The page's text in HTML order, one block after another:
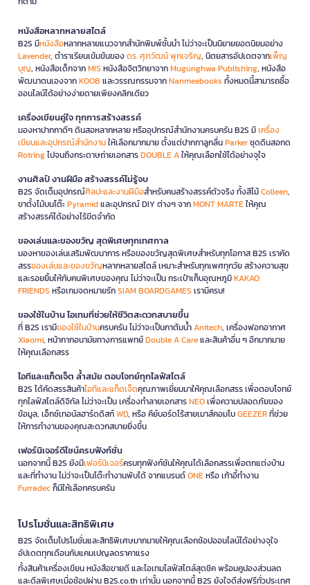
หนังสือหลากหลายสไตล์
B2S มีหนังสือหลากหลายแนวจากสำนักพิมพ์ชั้นนำ ไม่ว่าจะเป็นนิยายยอดนิยมอย่าง
Lavender, ตำราเรียนเข้มข้นของดร. ศุภวัฒน์ พุกเจริญ, นิตยสารอัปเดตจากเพ็ญ
บุญ, หนังสือเด็กจากMIS หนังสือจิตวิทยาจากMugunghwa Publishing, หนังสือ
พัฒนาตนเองจากKOOB และวรรณกรรมจากNanmeebooks ทั้งหมดนี้สามารถซื้อ
ออนไลน์ได้อย่างง่ายดายเพียงคลิกเดียว
เครื่องเขียนคู่ใจ ทุกการสร้างสรรค์
มองหาปากกาดีๆ ดินสอหลากหลาย หรืออุปกรณ์สำนักงานครบครัน B2S มีเครื่อง
เขียนและอุปกรณ์สำนักงานให้เลือกมากมาย ตั้งแต่ปากกาลูกลื่นParkerชุดดินสอกด
Rotringไปจนถึงกระดาษถ่ายเอกสารDOUBLE Aให้คุณเลือกใช้ได้อย่างจุใจ
งานศิลป์ งานฝีมือ สร้างสรรค์ไม่รู้จบ
B2S จัดเต็มอุปกรณ์ศิลปะและงานฝีมือสำหรับคนสร้างสรรค์ตัวจริง ทั้งสีไม้Colleen,
ขาตั้งไม้บนโต๊ะPyramidและอุปกรณ์ DIY ต่างๆ จากMONT MARTEให้คุณ
สร้างสรรค์ได้อย่างไร้ขีดจำกัด
ของเล่นและของขวัญ สุดพิเศษทุกเทศกาล
มองหาของเล่นเสริมพัฒนาการ หรือของขวัญสุดพิเศษสำหรับทุกโอกาส B2S เราคัด
สรรของเล่นและของขวัญหลากหลายสไตล์ เหมาะสำหรับทุกเพศทุกวัย สร้างความสุข
และรอยยิ้มให้กับคนพิเศษของคุณ ไม่ว่าจะเป็น กระเป๋าเก็บอุณหภูมิKAKAO
FRIENDS หรือเกมจดหมายรักSIAM BOARDGAMES เรามีครบ!
ของใช้ในบ้าน ไอเทมที่ช่วยให้ชีวิตสะดวกสบายขึ้น
ที่ B2S เรามีของใช้ในบ้านครบครัน ไม่ว่าจะเป็นกาต้มน้ำAnitech, เครื่องฟอกอากาศ
Xiaomi, หน้ากากอนามัยทางการแพทย์Double A Careและสินค้าอื่น ๆ อีกมากมาย
ให้คุณเลือกสรร
ไอทีและแก็ดเจ็ต ล้ำสมัย ตอบโจทย์ทุกไลฟ์สไตล์
B2S ได้คัดสรรสินค้าไอทีและแก็ดเจ็ตคุณภาพเยี่ยมมาให้คุณเลือกสรร เพื่อตอบโจทย์
ทุกไลฟ์สไตล์ดิจิทัล ไม่ว่าจะเป็น เครื่องทำลายเอกสารNEOเพื่อความปลอดภัยของ
ข้อมูล, เอ็กซ์เทอนัลฮาร์ดดิสก์WD, หรือ คีย์บอร์ดไร้สายเมาส์คอมโบGEEZERที่ช่วย
ให้การทำงานของคุณสะดวกสบายยิ่งขึ้น
เฟอร์นิเจอร์ดีไซน์ครบฟังก์ชั่น
นอกจากนี้ B2S ยังมีเฟอร์นิเจอร์ครบทุกฟังก์ชันให้คุณได้เลือกสรรเพื่อตกแต่งบ้าน
และที่ทำงาน ไม่ว่าจะเป็นโต๊ะทำงานพับได้ จากแบรนด์ONEหรือ เก้าอี้ทำงาน
Furradecก็มีให้เลือกครบครัน
โปรโมชั่นและสิทธิพิเศษ
B2S จัดเต็มโปรโมชั่นและสิทธิพิเศษมากมายให้คุณเลือกช้อปออนไลน์ได้อย่างจุใจ
อัปเดตทุกเดือนกับแคมเปญลดราคาแรง
ทั้งสินค้าเครื่องเขียน หนังสือขายดี และไอเทมไลฟ์สไตล์สุดชิค พร้อมคูปองส่วนลด
และดีลพิเศษเมื่อช้อปผ่าน B2S.co.th เท่านั้น นอกจากนี้ B2S ยังใจดีส่งฟรีทั่วประเทศ